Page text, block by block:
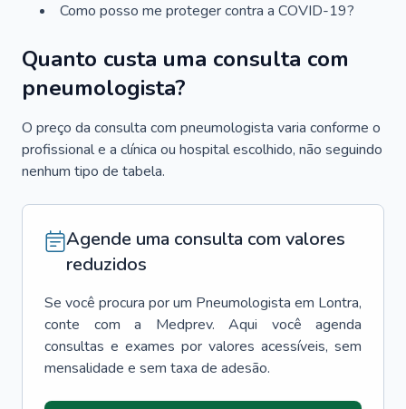
Como posso me proteger contra a COVID-19?
Quanto custa uma consulta com
pneumologista?
O preço da consulta com pneumologista varia conforme o
profissional e a clínica ou hospital escolhido, não seguindo
nenhum tipo de tabela.
Agende uma consulta com valores
reduzidos
Se você procura por um Pneumologista em Lontra,
conte com a Medprev. Aqui você agenda
consultas e exames por valores acessíveis, sem
mensalidade e sem taxa de adesão.